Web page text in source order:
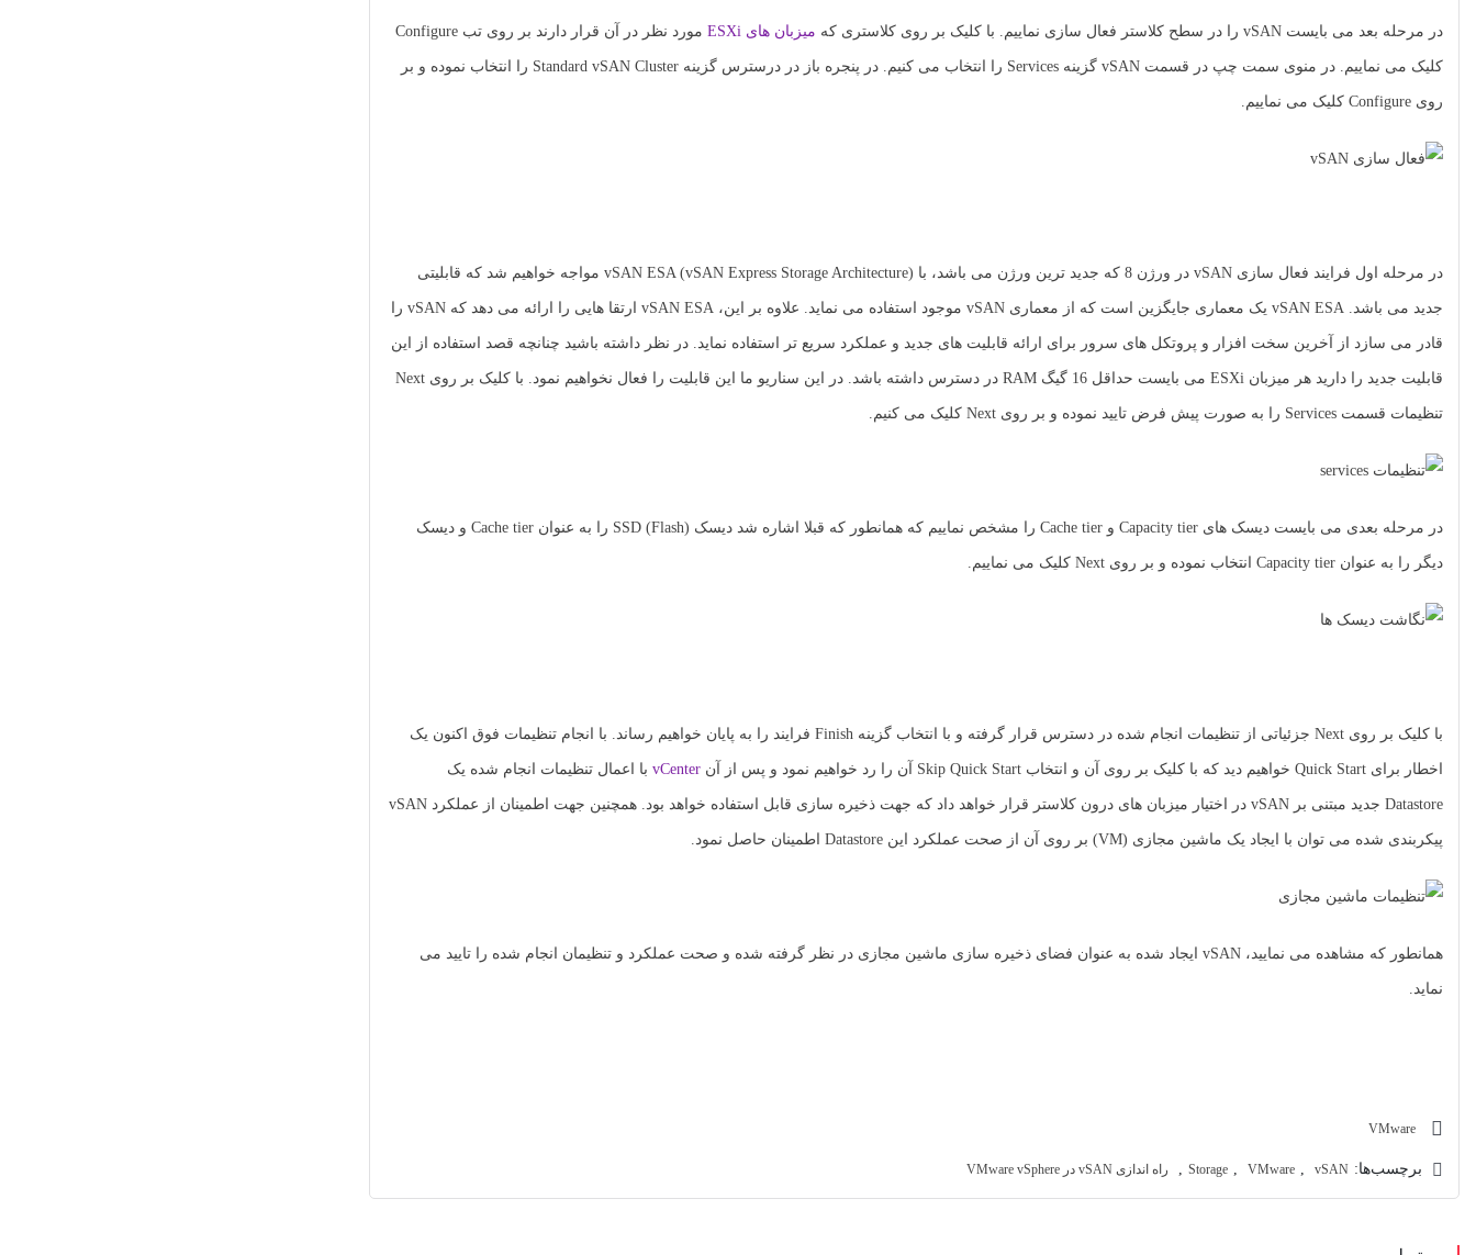
در مرحله بعد می بایست vSAN را در سطح کلاستر فعال سازی نماییم. با کلیک بر روی کلاستری که میزبان های ESXi مورد نظر در آن قرار دارند بر روی تب Configure
کلیک می نماییم. در منوی سمت چپ در قسمت vSAN گزینه Services را انتخاب می کنیم. در پنجره باز در درسترس گزینه Standard vSAN Cluster را انتخاب نموده و بر
روی Configure کلیک می نماییم.
در مرحله اول فرایند فعال سازی vSAN در ورژن 8 که جدید ترین ورژن می باشد، با vSAN ESA (vSAN Express Storage Architecture) مواجه خواهیم شد که قابلیتی
جدید می باشد. vSAN ESA یک معماری جایگزین است که از معماری vSAN موجود استفاده می نماید. علاوه بر این، vSAN ESA ارتقا هایی را ارائه می دهد که vSAN را
قادر می سازد از آخرین سخت افزار و پروتکل های سرور برای ارائه قابلیت های جدید و عملکرد سریع تر استفاده نماید. در نظر داشته باشید چنانچه قصد استفاده از این
قابلیت جدید را دارید هر میزبان ESXi می بایست حداقل 16 گیگ RAM در دسترس داشته باشد. در این سناریو ما این قابلیت را فعال نخواهیم نمود. با کلیک بر روی Next
تنظیمات قسمت Services را به صورت پیش فرض تایید نموده و بر روی Next کلیک می کنیم.
در مرحله بعدی می بایست دیسک های Capacity tier و Cache tier را مشخص نماییم که همانطور که قبلا اشاره شد دیسک SSD (Flash) را به عنوان Cache tier و دیسک
دیگر را به عنوان Capacity tier انتخاب نموده و بر روی Next کلیک می نماییم.
با کلیک بر روی Next جزئیاتی از تنظیمات انجام شده در دسترس قرار گرفته و با انتخاب گزینه Finish فرایند را به پایان خواهیم رساند. با انجام تنظیمات فوق اکنون یک
اخطار برای Quick Start خواهیم دید که با کلیک بر روی آن و انتخاب Skip Quick Start آن را رد خواهیم نمود و پس از آن vCenter با اعمال تنظیمات انجام شده یک
Datastore جدید مبتنی بر vSAN در اختیار میزبان های درون کلاستر قرار خواهد داد که جهت ذخیره سازی قابل استفاده خواهد بود. همچنین جهت اطمینان از عملکرد vSAN
پیکربندی شده می توان با ایجاد یک ماشین مجازی (VM) بر روی آن از صحت عملکرد این Datastore اطمینان حاصل نمود.
همانطور که مشاهده می نمایید، vSAN ایجاد شده به عنوان فضای ذخیره سازی ماشین مجازی در نظر گرفته شده و صحت عملکرد و تنظیمان انجام شده را تایید می
نماید.
VMware
برچسب‌ها: Storage , VMware , vSAN
, راه اندازی vSAN در VMware vSphere